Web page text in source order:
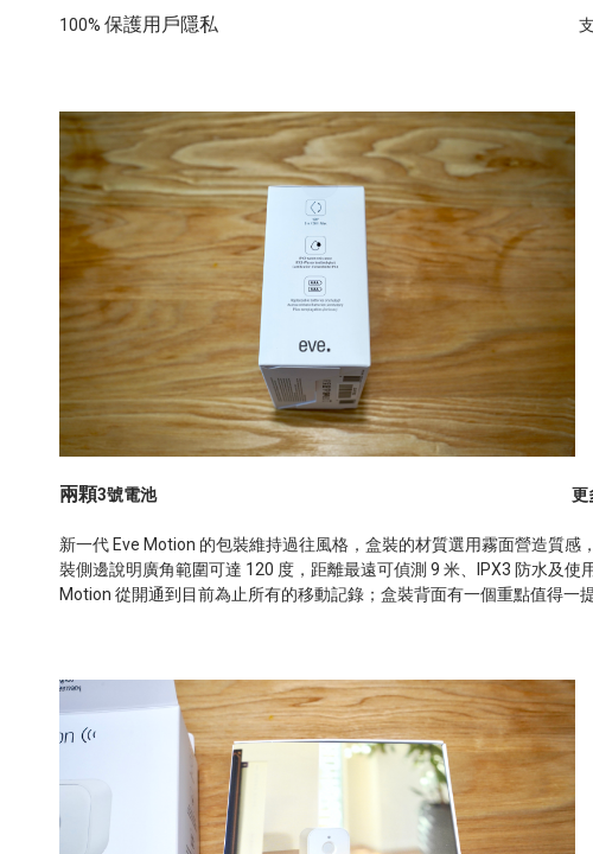
100% 保護用戶隱私
兩顆3號電池 更
新一代Eve Motion 的包裝維持過往風格，盒裝的材質選用霧面營造質
裝側邊說明廣角範圍可達 120 度，距離最遠可偵測 9 米、 IPX3 防水及使
Motion 從開通到目前為止所有的移動記錄；盒裝背面有一個重點值得一